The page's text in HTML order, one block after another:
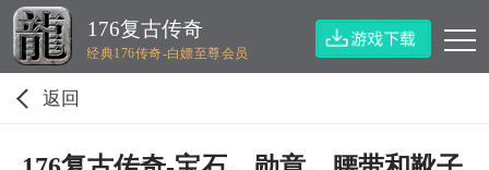
176复古传奇
经典176传奇-白嫖至尊会员
返回